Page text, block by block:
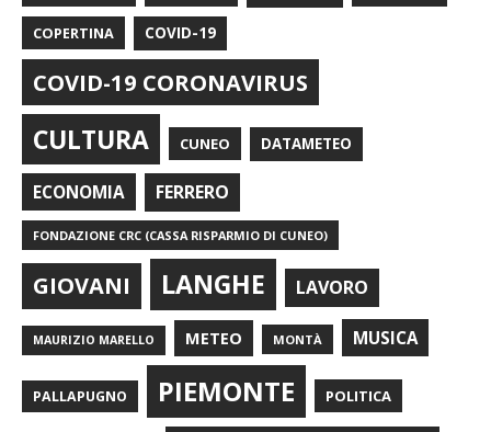
COPERTINA COVID-19
COVID-19 CORONAVIRUS
CULTURA CUNEO DATAMETEO
ECONOMIA FERRERO
FONDAZIONE CRC (CASSA RISPARMIO DI CUNEO)
GIOVANI LANGHE LAVORO
MAURIZIO MARELLO METEO MONTÀ MUSICA
PALLAPUGNO PIEMONTE POLITICA